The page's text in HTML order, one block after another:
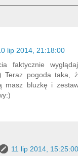
lip 2014, 21:18:00
faktycznie
Teraz pogoda taka,
masz bluzkę i
11 lip 2014, 15:25:00